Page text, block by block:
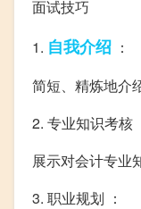
面试技巧
1. 自我介绍 ：
简短、精炼地介
2. 专业知识考核
展示对会计专业
3. 职业规划 ：